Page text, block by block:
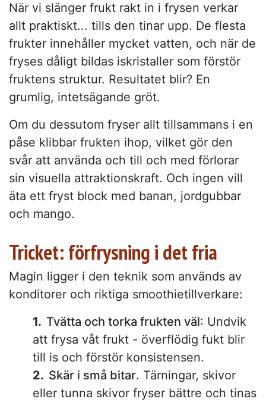
När vi slänger frukt rakt in i frysen verkar
allt praktiskt... tills den tinar upp. De flesta
frukter innehåller mycket vatten, och när de
fryses dåligt bildas iskristaller som förstör
fruktens struktur. Resultatet blir? En
grumlig, intetsägande gröt.
Om du dessutom fryser allt tillsammans i en
påse klibbar frukten ihop, vilket gör den
svår att använda och till och med förlorar
sin visuella attraktionskraft. Och ingen vill
äta ett fryst block med banan, jordgubbar
och mango.
Tricket: förfrysning i det fria
Magin ligger i den teknik som används av
konditorer och riktiga smoothietillverkare:
Tvätta och torka frukten väl: Undvik
att frysa våt frukt - överflödig fukt blir
till is och förstör konsistensen.
Skär i små bitar. Tärningar, skivor
eller tunna skivor fryser bättre och tinas